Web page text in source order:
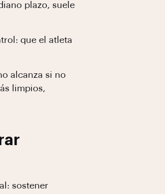
plazo, suele
que el atleta
alcanza si no
limpios,
sostener